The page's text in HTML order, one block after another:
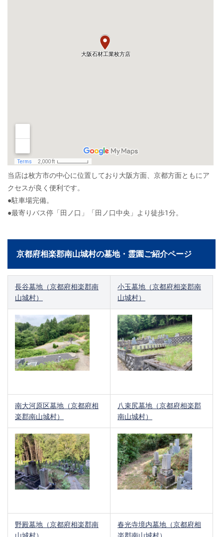
当店は枚方市の中心に位置しており大阪方面、京都方面ともにア
クセスが良く便利です。
●駐車場完備。
●最寄りバス停「田ノ口」「田ノ口中央」より徒歩1分。
京都府相楽郡南山城村の墓地・霊園ご紹介ページ
長谷墓地（京都府相楽郡南
山城村）
小玉墓地（京都府相楽郡南
山城村）
南大河原区墓地（京都府相
楽郡南山城村）
八束尻墓地（京都府相楽郡
南山城村）
野殿墓地（京都府相楽郡南
春光寺境内墓地（京都府相